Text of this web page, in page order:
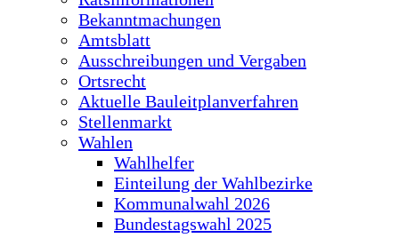
Bekanntmachungen
Amtsblatt
Ausschreibungen und Vergaben
Ortsrecht
Aktuelle Bauleitplanverfahren
Stellenmarkt
Wahlen
Wahlhelfer
Einteilung der Wahlbezirke
Kommunalwahl 2026
Bundestagswahl 2025